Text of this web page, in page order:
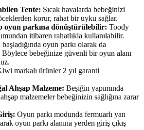
Tente: Sıcak havalarda bebeğinizi
korur, rahat bir uyku sağlar.
oyun parkına dönüştürülebilir: Toody
itibaren rahatlıkla kullanılabilir.
oyun parkı olarak da
bebeğinize güvenli bir oyun alanı
markalı ürünler 2 yıl garanti
Ahşap Malzeme: Beşiğin yapımında
malzemeler bebeğinizin sağlığına zarar
Oyun parkı modunda fermuarlı yan
oyun parkı alanına yerden giriş çıkış